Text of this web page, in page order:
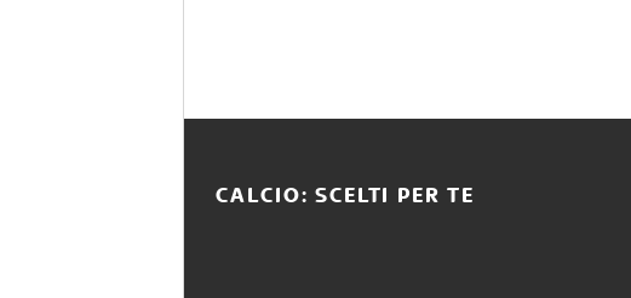
CALCIO: SCELTI PER TE